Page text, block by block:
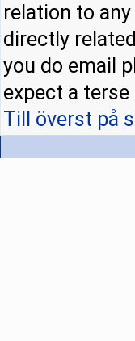
relation to
directly
you do email
expect a
Till överst på